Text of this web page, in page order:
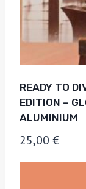
READY TO
EDITION –
ALUMINIUM
25,00 €